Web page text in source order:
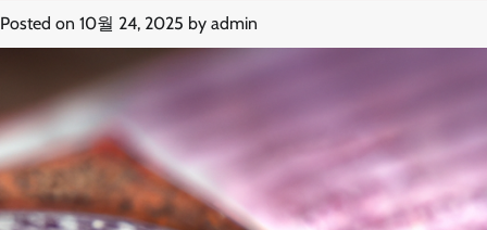
Posted on 10월 24, 2025 by admin